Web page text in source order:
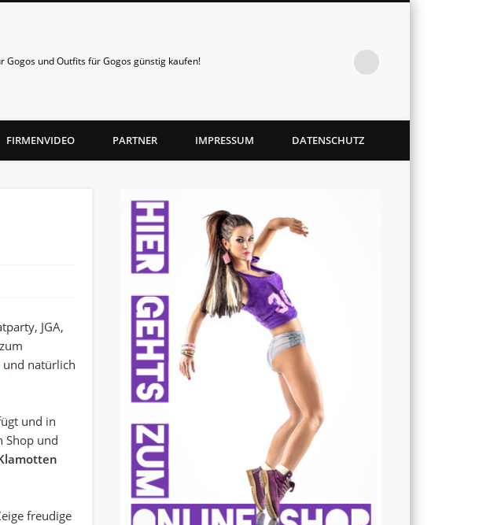
Gogos und Outfits für Gogos günstig kaufen!
FIRMENVIDEO PARTNER IMPRESSUM DATENSCHUTZ
JGA,
und natürlich
und in
Shop und
freudige